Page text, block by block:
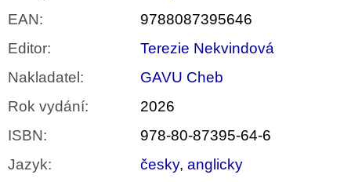
EAN:
9788087395646
Editor:
Terezie Nekvindová
Nakladatel :
GAVU Cheb
Rok vydání:
2026
ISBN:
978-80-87395-64-6
Jazyk: česky, anglicky